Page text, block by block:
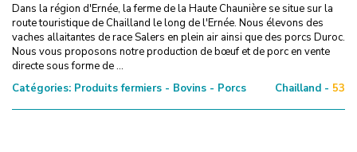
Dans la région d'Ernée, la ferme de la Haute Chaunière se situe sur la
route touristique de Chailland le long de l'Ernée. Nous élevons des
vaches allaitantes de race Salers en plein air ainsi que des porcs Duroc.
Nous vous proposons notre production de bœuf et de porc en vente
directe sous forme de ...
Catégories: Produits fermiers - Bovins - Porcs Chailland - 53